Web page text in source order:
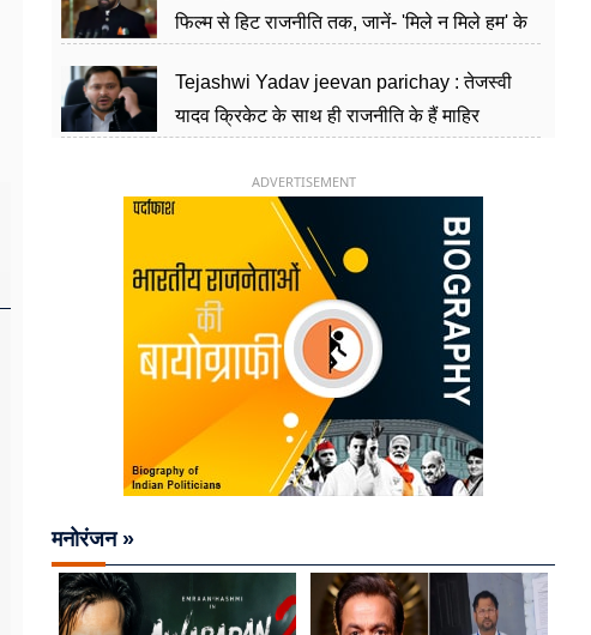
फिल्म से हिट राजनीति तक, जानें- 'मिले न मिले हम' के
Tejashwi Yadav jeevan parichay : तेजस्वी
यादव क्रिकेट के साथ ही राजनीति के हैं माहिर
ADVERTISEMENT
मनोरंजन »